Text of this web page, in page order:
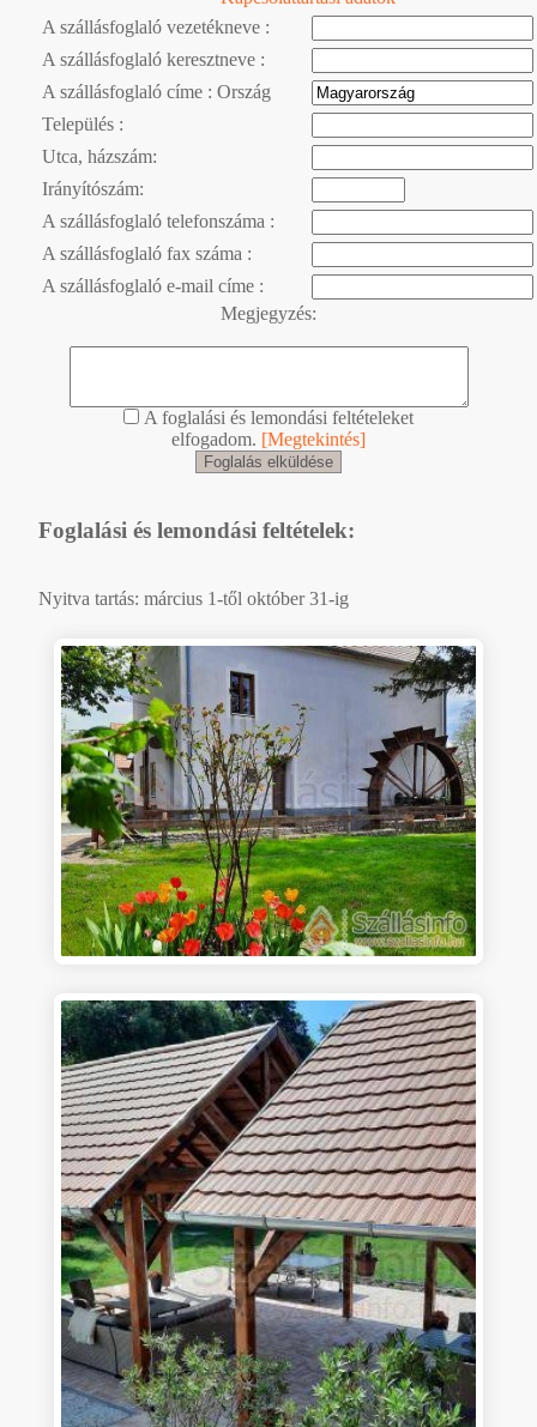
A szállásfoglaló vezetékneve :
A szállásfoglaló keresztneve :
A szállásfoglaló címe : Ország
Település :
Utca, házszám:
Irányítószám:
A szállásfoglaló telefonszáma :
A szállásfoglaló fax száma :
A szállásfoglaló e-mail címe :
Megjegyzés:
A foglalási és lemondási feltételeket
elfogadom. [Megtekintés]
Foglalási és lemondási feltételek:
Nyitva tartás: március 1-től október 31-ig